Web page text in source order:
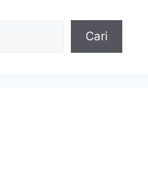
Cari